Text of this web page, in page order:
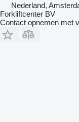
Nederland,
Forkliftcenter BV
Contact opnemen met